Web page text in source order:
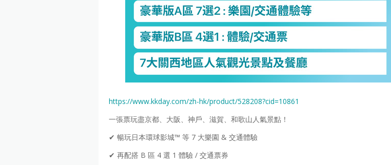
https://www.kkday.com/zh-hk/product/528208?cid=10861
一張票玩盡京都、大阪、神戶、滋賀、和歌山人氣景點！
✔ 暢玩日本環球影城™ 等 7 大樂園 & 交通體驗
✔ 再配搭 B 區 4 選 1 體驗 / 交通票券